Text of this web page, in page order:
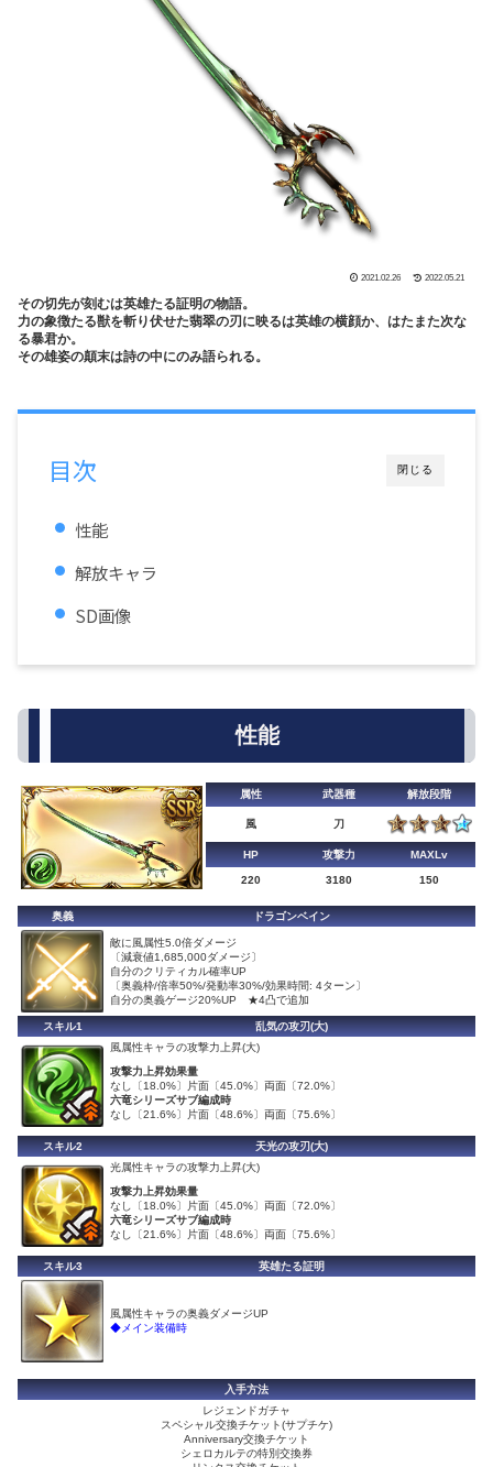
2021.02.26 2022.05.21
その切先が刻むは英雄たる証明の物語。
力の象徴たる獣を斬り伏せた翡翠の刃に映るは英雄の横顔か、はたまた次な
る暴君か。
その雄姿の顛末は詩の中にのみ語られる。
閉じる
目次
性能
解放キャラ
SD画像
性能
属性 武器種 解放段階
風 刀
HP 攻撃力 MAXLv
220 3180 150
奥義 ドラゴンベイン
敵に風属性5.0倍ダメージ
〔減衰値1,685,000ダメージ〕
自分のクリティカル確率UP
〔奥義枠/倍率50%/発動率30%/効果時間: 4ターン〕
自分の奥義ゲージ20%UP ★4凸で追加
スキル1
乱気の攻刃(大)
風属性キャラの攻撃力上昇(大)
攻撃力上昇効果量
なし〔18.0%〕片面〔45.0%〕両面〔72.0%〕
六竜シリーズサブ編成時
なし〔21.6%〕片面〔48.6%〕両面〔75.6%〕
スキル2
天光の攻刃(大)
光属性キャラの攻撃力上昇(大)
攻撃力上昇効果量
なし〔18.0%〕片面〔45.0%〕両面〔72.0%〕
六竜シリーズサブ編成時
なし〔21.6%〕片面〔48.6%〕両面〔75.6%〕
スキル3 英雄たる証明
風属性キャラの奥義ダメージUP
◆メイン装備時
入手方法
レジェンドガチャ
スペシャル交換チケット(サプチケ)
Anniversary交換チケット
シェロカルテの特別交換券